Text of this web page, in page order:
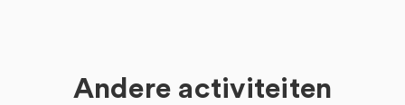
Andere activiteiten